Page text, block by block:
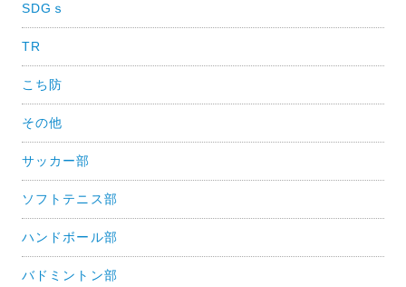
ゲ
ー
シ
ョ
ン
SDGｓ
TR
こち防
その他
サッカー部
ソフトテニス部
ハンドボール部
バドミントン部